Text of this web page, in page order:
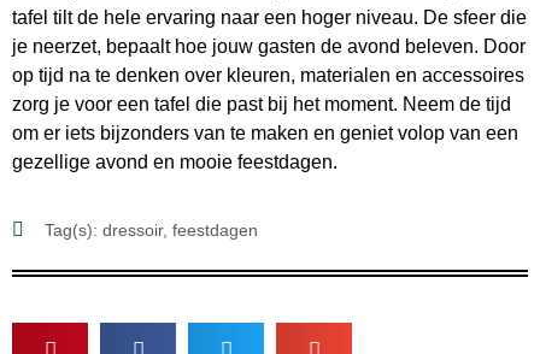
tafel tilt de hele ervaring naar een hoger niveau. De sfeer die
je neerzet, bepaalt hoe jouw gasten de avond beleven. Door
op tijd na te denken over kleuren, materialen en accessoires
zorg je voor een tafel die past bij het moment. Neem de tijd
om er iets bijzonders van te maken en geniet volop van een
gezellige avond en mooie feestdagen.
Tag(s): dressoir, feestdagen